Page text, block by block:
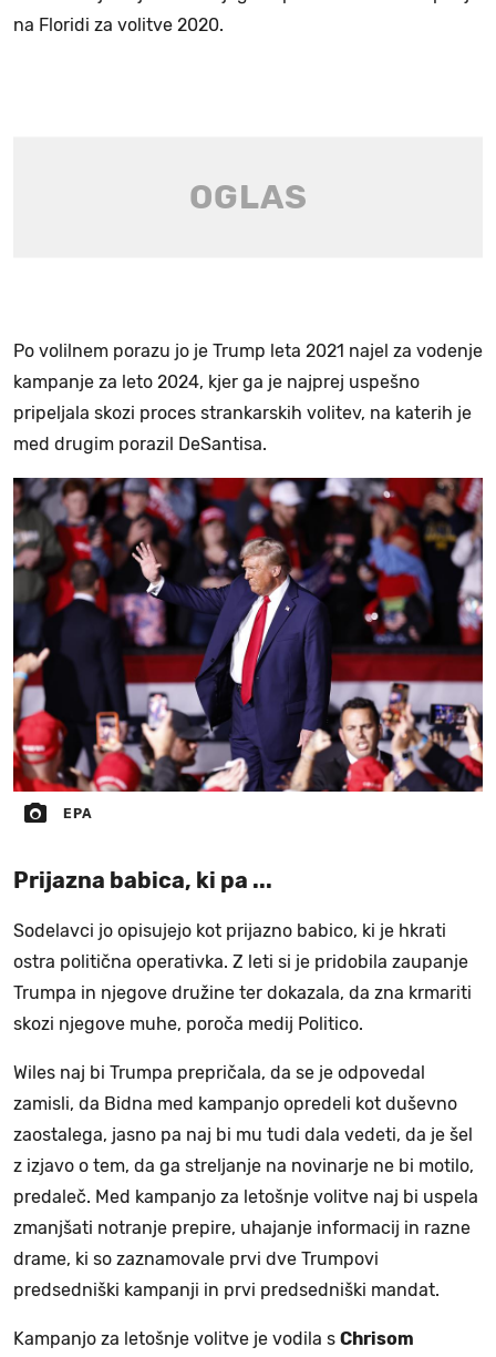
na Floridi za volitve 2020.
Po volilnem porazu jo je Trump leta 2021 najel za vodenje
kampanje za leto 2024, kjer ga je najprej uspešno
pripeljala skozi proces strankarskih volitev, na katerih je
med drugim porazil DeSantisa.
EPA
Prijazna babica, ki pa ...
Sodelavci jo opisujejo kot prijazno babico, ki je hkrati
ostra politična operativka. Z leti si je pridobila zaupanje
Trumpa in njegove družine ter dokazala, da zna krmariti
skozi njegove muhe, poroča medij Politico.
Wiles naj bi Trumpa prepričala, da se je odpovedal
zamisli, da Bidna med kampanjo opredeli kot duševno
zaostalega, jasno pa naj bi mu tudi dala vedeti, da je šel
z izjavo o tem, da ga streljanje na novinarje ne bi motilo,
predaleč. Med kampanjo za letošnje volitve naj bi uspela
zmanjšati notranje prepire, uhajanje informacij in razne
drame, ki so zaznamovale prvi dve Trumpovi
predsedniški kampanji in prvi predsedniški mandat.
Kampanjo za letošnje volitve je vodila s Chrisom